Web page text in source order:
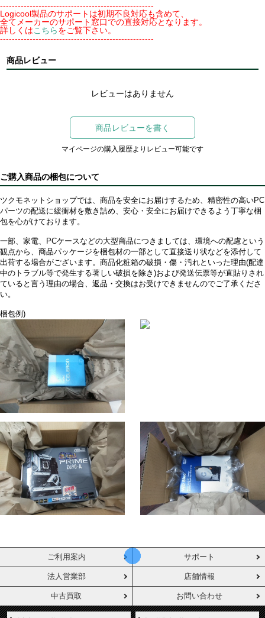
----------------------------------------------------
Logicool製品のサポートは初期不良対応も含めて、
全てメーカーのサポート窓口での直接対応となります。
詳しくはこちらをご覧下さい。
----------------------------------------------------
商品レビュー
レビューはありません
商品レビューを書く
マイページの購入履歴よりレビュー可能です
ご購入商品の梱包について
ツクモネットショップでは、商品を安全にお届けするため、精密性の高いPC
パーツの配送に緩衝材を敷き詰め、安心・安全にお届けできるよう丁寧な梱
包を心がけております。
一部、家電、PCケースなどの大型商品につきましては、環境への配慮という
観点から、商品パッケージを梱包材の一部として直接送り状などを添付して
出荷する場合がございます。商品化粧箱の破損・傷・汚れといった理由(配達
中のトラブル等で発生する著しい破損を除き)および発送伝票等が直貼りされ
ていると言う理由の場合、返品・交換はお受けできませんのでご了承くださ
い。
梱包例)
ご利用案内 サポート
法人営業部 店舗情報
中古買取 お問い合わせ